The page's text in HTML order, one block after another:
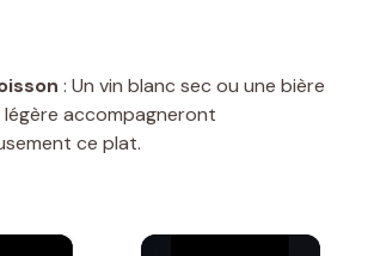
: Un vin blanc sec ou une bière
accompagneront
ce plat.
×